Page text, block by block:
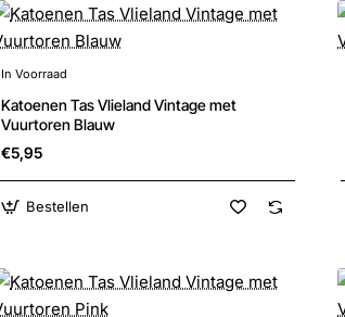
In Voorraad
Katoenen Tas Vlieland Vintage met
Vuurtoren Blauw
€5,95
Bestellen